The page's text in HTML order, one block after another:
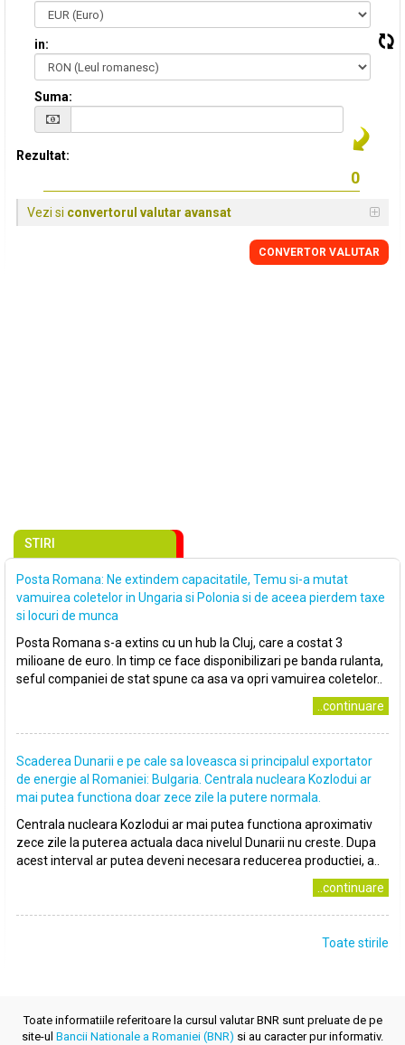
in:
Suma:
Rezultat:
Vezi si convertorul valutar avansat
CONVERTOR VALUTAR
STIRI
Posta Romana: Ne extindem capacitatile, Temu si-a mutat
vamuirea coletelor in Ungaria si Polonia si de aceea pierdem taxe
si locuri de munca
Posta Romana s-a extins cu un hub la Cluj, care a costat 3
milioane de euro. In timp ce face disponibilizari pe banda rulanta,
seful companiei de stat spune ca asa va opri vamuirea coletelor..
..continuare
Scaderea Dunarii e pe cale sa loveasca si principalul exportator
de energie al Romaniei: Bulgaria. Centrala nucleara Kozlodui ar
mai putea functiona doar zece zile la putere normala.
Centrala nucleara Kozlodui ar mai putea functiona aproximativ
zece zile la puterea actuala daca nivelul Dunarii nu creste. Dupa
acest interval ar putea deveni necesara reducerea productiei, a..
..continuare
Toate stirile
Toate informatiile referitoare la cursul valutar BNR sunt preluate de pe
site-ul Bancii Nationale a Romaniei (BNR) si au caracter pur informativ.